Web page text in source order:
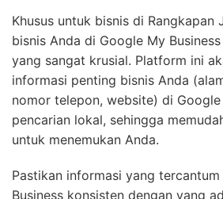
Khusus untuk bisnis di Rangkapan
bisnis Anda di Google My
yang sangat krusial. Platform ini
informasi penting bisnis Anda
nomor telepon, website) di
pencarian lokal, sehingga
untuk menemukan Anda.
Pastikan informasi yang
Business konsisten dengan yang